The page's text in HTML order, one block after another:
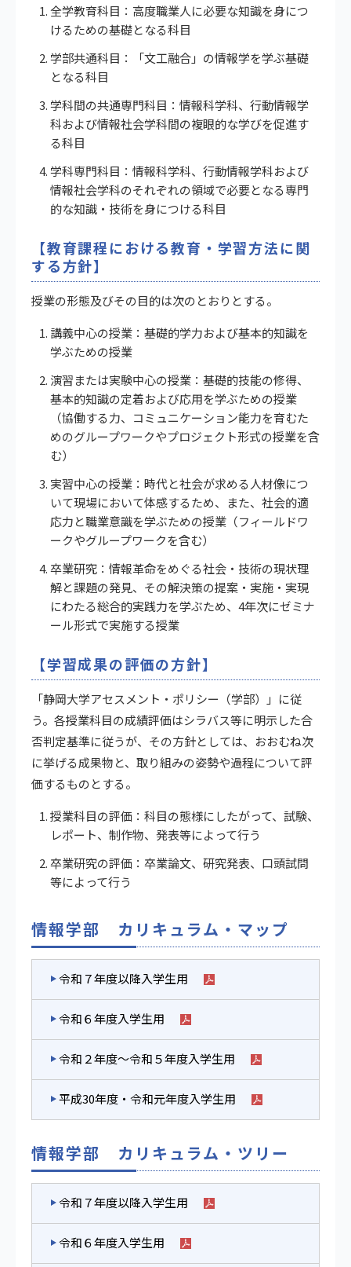
全学教育科目：高度職業人に必要な知識を身につ
けるための基礎となる科目
学部共通科目：「文工融合」の情報学を学ぶ基礎
となる科目
学科間の共通専門科目：情報科学科、行動情報学
科および情報社会学科間の複眼的な学びを促進す
る科目
学科専門科目：情報科学科、行動情報学科および
情報社会学科のそれぞれの領域で必要となる専門
的な知識・技術を身につける科目
【教育課程における教育・学習方法に関
する方針】
授業の形態及びその目的は次のとおりとする。
講義中心の授業：基礎的学力および基本的知識を
学ぶための授業
演習または実験中心の授業：基礎的技能の修得、
基本的知識の定着および応用を学ぶための授業
（協働する力、コミュニケーション能力を育むた
めのグループワークやプロジェクト形式の授業を含
む）
実習中心の授業：時代と社会が求める人材像につ
いて現場において体感するため、また、社会的適
応力と職業意識を学ぶための授業（フィールドワ
ークやグループワークを含む）
卒業研究：情報革命をめぐる社会・技術の現状理
解と課題の発見、その解決策の提案・実施・実現
にわたる総合的実践力を学ぶため、4年次にゼミナ
ール形式で実施する授業
【学習成果の評価の方針】
「静岡大学アセスメント・ポリシー（学部）」に従
う。各授業科目の成績評価はシラバス等に明示した合
否判定基準に従うが、その方針としては、おおむね次
に挙げる成果物と、取り組みの姿勢や過程について評
価するものとする。
授業科目の評価：科目の態様にしたがって、試験、
レポート、制作物、発表等によって行う
卒業研究の評価：卒業論文、研究発表、口頭試問
等によって行う
情報学部 カリキュラム・マップ
令和７年度以降入学生用
令和６年度入学生用
令和２年度～令和５年度入学生用
平成30年度・令和元年度入学生用
情報学部 カリキュラム・ツリー
令和７年度以降入学生用
令和６年度入学生用